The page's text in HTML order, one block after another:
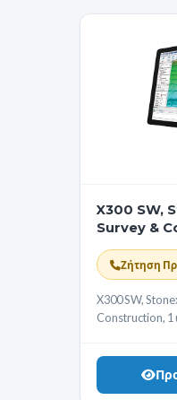
X300 SW,
Survey &
license
Ζήτηση
X300 SW,
Construction, 1